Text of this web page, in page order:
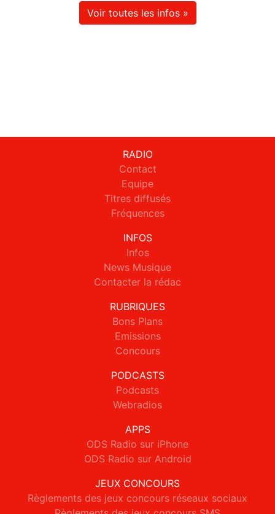
Voir toutes les infos »
RADIO
Contact
Equipe
Titres diffusés
Fréquences
INFOS
Infos
News Musique
Contacter la rédac
RUBRIQUES
Bons Plans
Emissions
Concours
PODCASTS
Podcasts
Webradios
APPS
ODS Radio sur iPhone
ODS Radio sur Android
JEUX CONCOURS
Règlements des jeux concours réseaux sociaux